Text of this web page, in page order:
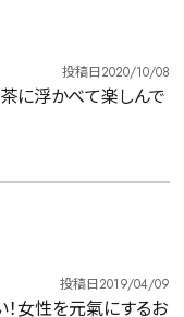
投稿日2020/10/08
に浮かべて楽しんで
投稿日2019/04/09
！女性を元氣にするお